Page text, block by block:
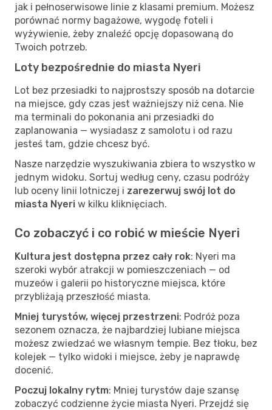
jak i pełnoserwisowe linie z klasami premium. Możesz
porównać normy bagażowe, wygodę foteli i
wyżywienie, żeby znaleźć opcję dopasowaną do
Twoich potrzeb.
Loty bezpośrednie do miasta Nyeri
Lot bez przesiadki to najprostszy sposób na dotarcie
na miejsce, gdy czas jest ważniejszy niż cena. Nie
ma terminali do pokonania ani przesiadki do
zaplanowania — wysiadasz z samolotu i od razu
jesteś tam, gdzie chcesz być.
Nasze narzędzie wyszukiwania zbiera to wszystko w
jednym widoku. Sortuj według ceny, czasu podróży
lub oceny linii lotniczej i zarezerwuj swój lot do
miasta Nyeri w kilku kliknięciach.
Co zobaczyć i co robić w mieście Nyeri
Kultura jest dostępna przez cały rok: Nyeri ma
szeroki wybór atrakcji w pomieszczeniach — od
muzeów i galerii po historyczne miejsca, które
przybliżają przeszłość miasta.
Mniej turystów, więcej przestrzeni: Podróż poza
sezonem oznacza, że najbardziej lubiane miejsca
możesz zwiedzać we własnym tempie. Bez tłoku, bez
kolejek — tylko widoki i miejsce, żeby je naprawdę
docenić.
Poczuj lokalny rytm: Mniej turystów daje szansę
zobaczyć codzienne życie miasta Nyeri. Przejdź się